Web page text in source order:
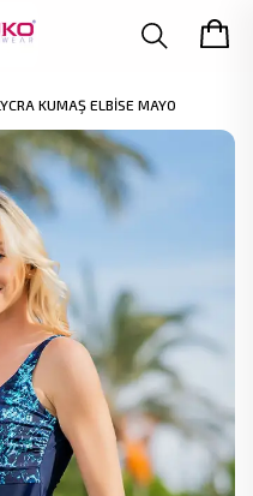
KUMAŞ ELBİSE MAYO